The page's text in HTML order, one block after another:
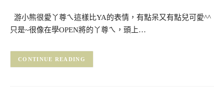
游小熊很愛丫尊ㄟ這樣比YA的表情，有點呆又有點兒可愛^^
只是~很像在學OPEN將的丫尊ㄟ，頭上…
CONTINUE READING